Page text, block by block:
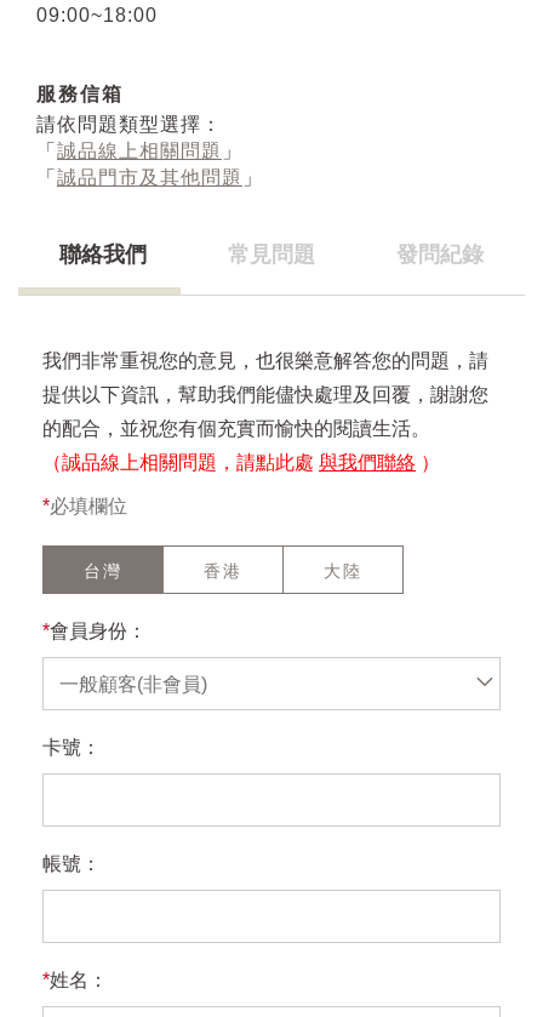
09:00~18:00
服務信箱
請依問題類型選擇：
「 誠品線上相關問題 」
「 誠品門市及其他問題 」
聯絡我們 常見問題 發問紀錄
我們非常重視您的意見，也很樂意解答您的問題，請
提供以下資訊，幫助我們能儘快處理及回覆，謝謝您
的配合，並祝您有個充實而愉快的閱讀生活。
（誠品線上相關問題，請點此處 與我們聯絡 ）
*必填欄位
台灣 香港 大陸
*會員身份：
一般顧客(非會員)
卡號：
帳號：
*姓名：